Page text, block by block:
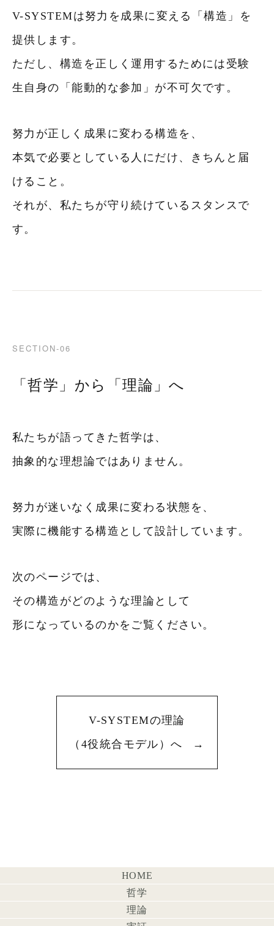
V-SYSTEMは努力を成果に変える「構造」を
提供します。
ただし、構造を正しく運用するためには受験
生自身の「能動的な参加」が不可欠です。
努力が正しく成果に変わる構造を、
本気で必要としている人にだけ、きちんと届
けること。
それが、私たちが守り続けているスタンスで
す。
SECTION-06
「哲学」から「理論」へ
私たちが語ってきた哲学は、
抽象的な理想論ではありません。
努力が迷いなく成果に変わる状態を、
実際に機能する構造として設計しています。
次のページでは、
その構造がどのような理論として
形になっているのかをご覧ください。
V-SYSTEMの理論
（4役統合モデル）へ
→
HOME
哲学
理論